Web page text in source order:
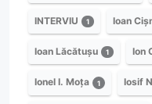
INTERVIU 1 Ioan
Ioan Lăcătușu 1 Ion
Ionel I. Moța 1 Iosif